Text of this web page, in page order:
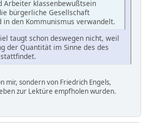
Arbeiter klassenbewußtsein
bürgerliche Gesellschaft
in den Kommunismus verwandelt.
taugt schon deswegen nicht, weil
der Quantität im Sinne des des
mir, sondern von Friedrich Engels,
zur Lektüre empfholen wurden.